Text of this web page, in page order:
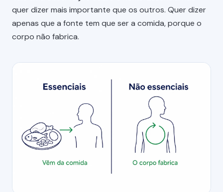
quer dizer mais importante que os outros. Quer dizer
apenas que a fonte tem que ser a comida, porque o
corpo não fabrica.